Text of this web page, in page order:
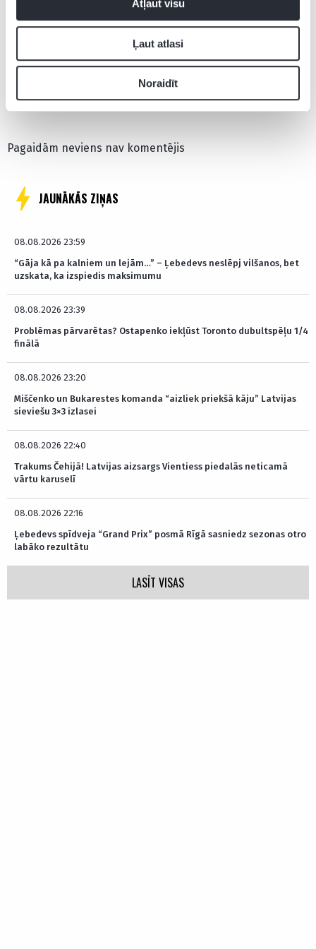
Atļaut visu
Ļaut atlasi
Noraidīt
Latvijas U16 basketbola izlase
Pagaidām neviens nav komentējis
JAUNĀKĀS ZIŅAS
08.08.2026 23:59
“Gāja kā pa kalniem un lejām…” – Ļebedevs neslēpj vilšanos, bet
uzskata, ka izspiedis maksimumu
08.08.2026 23:39
Problēmas pārvarētas? Ostapenko iekļūst Toronto dubultspēļu 1/4
finālā
08.08.2026 23:20
Miščenko un Bukarestes komanda “aizliek priekšā kāju” Latvijas
sieviešu 3×3 izlasei
08.08.2026 22:40
Trakums Čehijā! Latvijas aizsargs Vientiess piedalās neticamā
vārtu karuselī
08.08.2026 22:16
Ļebedevs spīdveja “Grand Prix” posmā Rīgā sasniedz sezonas otro
labāko rezultātu
LASĪT VISAS